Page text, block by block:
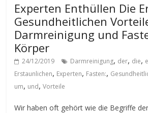
Experten Enthüllen Die
Gesundheitlichen
Darmreinigung und
Körper
24/12/2019 Darmreinigung, der, die,
Erstaunlichen, Experten, Fasten:,
um, und,Vorteile
Wir haben oft gehört wie die Begriffe